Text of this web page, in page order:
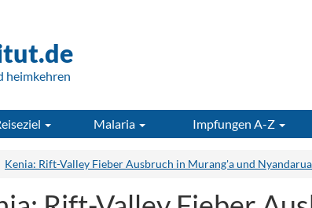
heimkehren
Malaria Impfungen A-Z
Kenia: Rift-Valley Fieber Ausbruch in Murang'a und Nyandarua